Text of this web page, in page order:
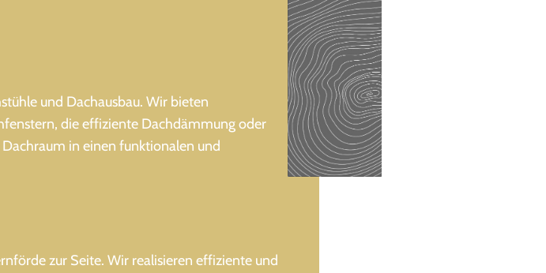
und Dachausbau. Wir bieten
die effiziente Dachdämmung oder
in einen funktionalen und
zur Seite. Wir realisieren effiziente und